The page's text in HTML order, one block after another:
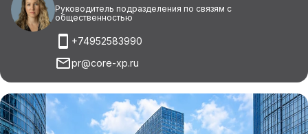
Руководитель подразделения по связям с
общественностью
+74952583990
pr@core-xp.ru